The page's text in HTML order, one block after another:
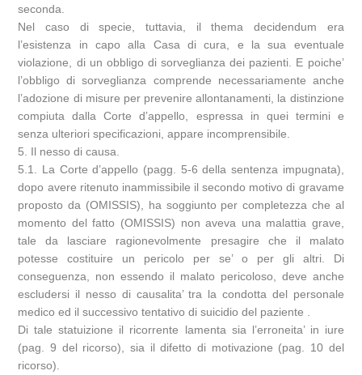
seconda.
Nel caso di specie, tuttavia, il thema decidendum era
l’esistenza in capo alla Casa di cura, e la sua eventuale
violazione, di un obbligo di sorveglianza dei pazienti. E poiche’
l’obbligo di sorveglianza comprende necessariamente anche
l’adozione di misure per prevenire allontanamenti, la distinzione
compiuta dalla Corte d’appello, espressa in quei termini e
senza ulteriori specificazioni, appare incomprensibile.
5. Il nesso di causa.
5.1. La Corte d’appello (pagg. 5-6 della sentenza impugnata),
dopo avere ritenuto inammissibile il secondo motivo di gravame
proposto da (OMISSIS), ha soggiunto per completezza che al
momento del fatto (OMISSIS) non aveva una malattia grave,
tale da lasciare ragionevolmente presagire che il malato
potesse costituire un pericolo per se’ o per gli altri. Di
conseguenza, non essendo il malato pericoloso, deve anche
escludersi il nesso di causalita’ tra la condotta del personale
medico ed il successivo tentativo di suicidio del paziente .
Di tale statuizione il ricorrente lamenta sia l’erroneita’ in iure
(pag. 9 del ricorso), sia il difetto di motivazione (pag. 10 del
ricorso).